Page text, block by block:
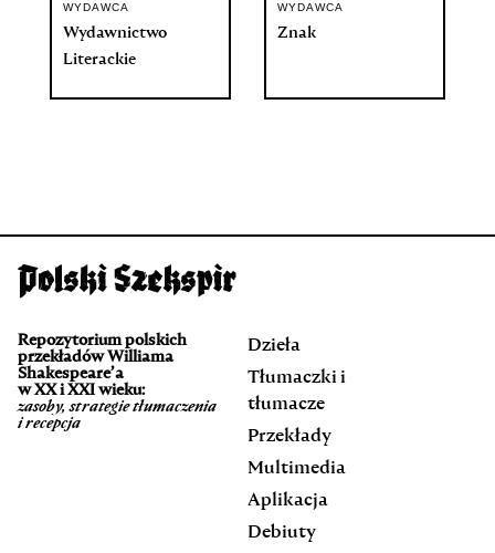
WYDAWCA
Wydawnictwo
Literackie
WYDAWCA
Znak
Repozytorium polskich
przekładów Williama
Shakespeare’a
w XX i XXI wieku:
zasoby, strategie tłumaczenia
i recepcja
Dzieła
Tłumaczki i
tłumacze
Przekłady
Multimedia
Aplikacja
Debiuty